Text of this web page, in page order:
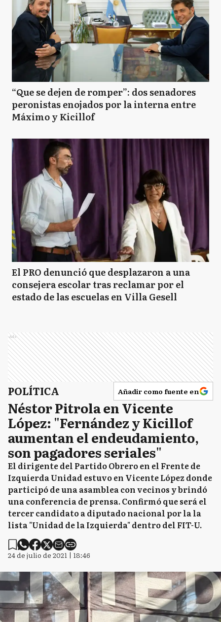
“Que se dejen de romper”: dos senadores
peronistas enojados por la interna entre
Máximo y Kicillof
El PRO denunció que desplazaron a una
consejera escolar tras reclamar por el
estado de las escuelas en Villa Gesell
Ads
POLÍTICA Añadir como fuente en
Néstor Pitrola en Vicente
López: "Fernández y Kicillof
aumentan el endeudamiento,
son pagadores seriales"
El dirigente del Partido Obrero en el Frente de
Izquierda Unidad estuvo en Vicente López donde
participó de una asamblea con vecinos y brindó
una conferencia de prensa. Confirmó que será el
tercer candidato a diputado nacional por la la
lista "Unidad de la Izquierda" dentro del FIT-U.
24 de julio de 2021 | 18:46